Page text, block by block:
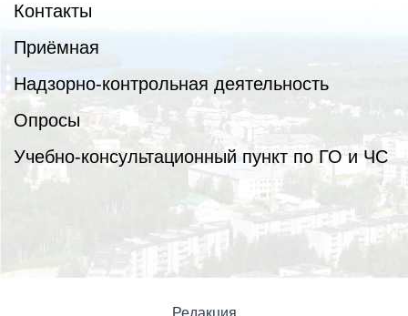
Контакты
Приёмная
Надзорно-контрольная деятельность
Опросы
Учебно-консультационный пункт по ГО и ЧС